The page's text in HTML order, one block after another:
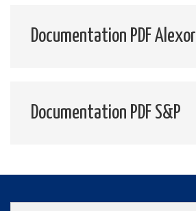
Documentation PDF Alexor
Documentation PDF S&P